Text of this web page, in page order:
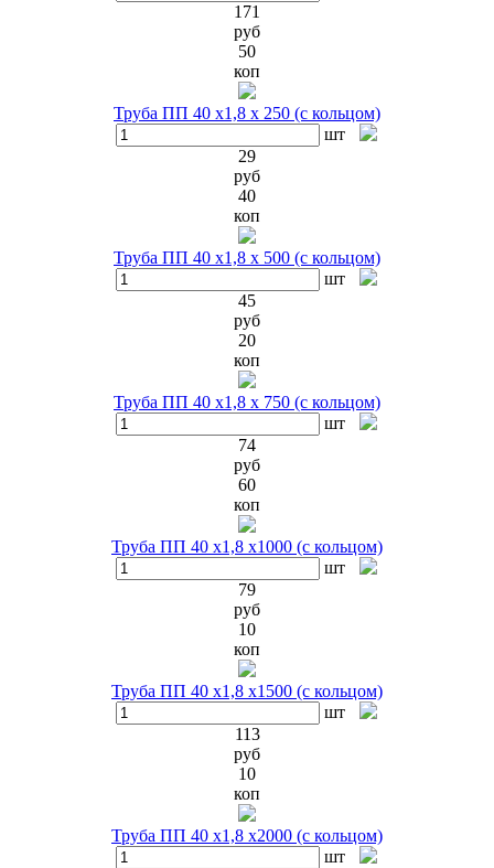
171
руб
50
коп
Труба ПП 40 х1,8 х 250 (с кольцом)
шт
29
руб
40
коп
Труба ПП 40 х1,8 х 500 (с кольцом)
шт
45
руб
20
коп
Труба ПП 40 х1,8 х 750 (с кольцом)
шт
74
руб
60
коп
Труба ПП 40 х1,8 х1000 (с кольцом)
шт
79
руб
10
коп
Труба ПП 40 х1,8 х1500 (с кольцом)
шт
113
руб
10
коп
Труба ПП 40 х1,8 х2000 (с кольцом)
шт